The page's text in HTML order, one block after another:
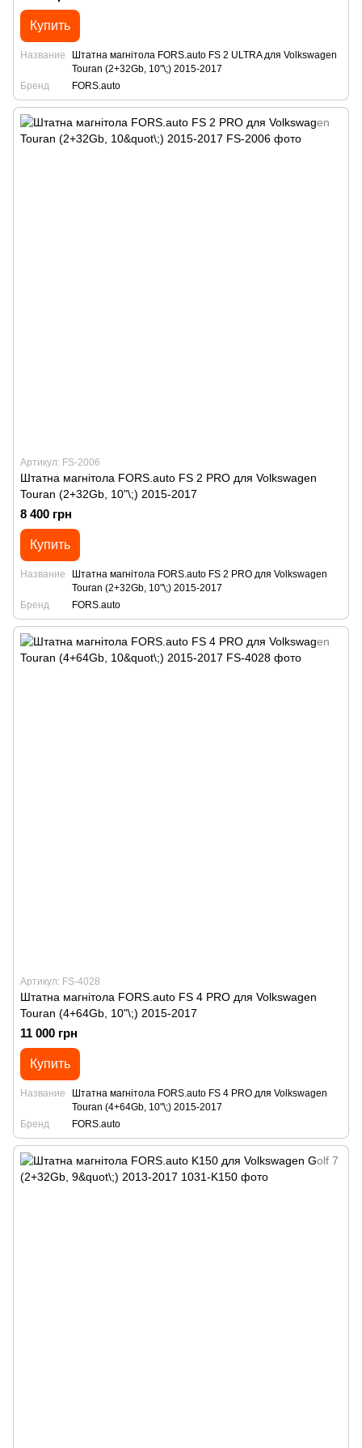
Купить
Название
Штатна магнітола FORS.auto FS 2 ULTRA для Volkswagen
Touran (2+32Gb, 10"\;) 2015-2017
Бренд
FORS.auto
Артикул: FS-2006
Штатна магнітола FORS.auto FS 2 PRO для Volkswagen
Touran (2+32Gb, 10"\;) 2015-2017
8 400 грн
Купить
Название
Штатна магнітола FORS.auto FS 2 PRO для Volkswagen
Touran (2+32Gb, 10"\;) 2015-2017
Бренд
FORS.auto
Артикул: FS-4028
Штатна магнітола FORS.auto FS 4 PRO для Volkswagen
Touran (4+64Gb, 10"\;) 2015-2017
11 000 грн
Купить
Название
Штатна магнітола FORS.auto FS 4 PRO для Volkswagen
Touran (4+64Gb, 10"\;) 2015-2017
Бренд
FORS.auto